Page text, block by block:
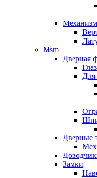
Msm
Дверная
Для
Дверные
Замки